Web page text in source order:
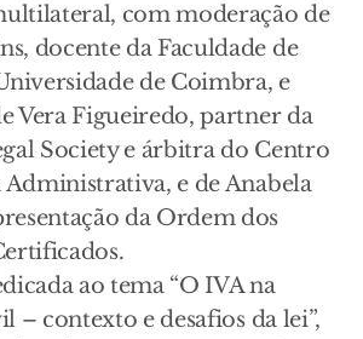
com moderação de
docente da Faculdade de
de Coimbra, e
Vera Figueiredo, partner da
Society e árbitra do Centro
e de Anabela
da Ordem dos
ao tema “O IVA na
– contexto e desafios da lei”,